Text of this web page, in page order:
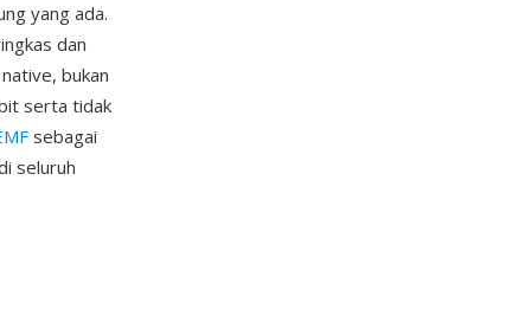
yang ada.
dan
bukan
serta tidak
sebagai
seluruh